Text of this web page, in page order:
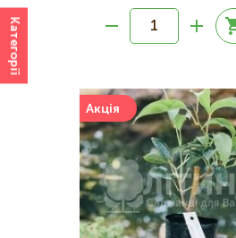
Категорії
Акція